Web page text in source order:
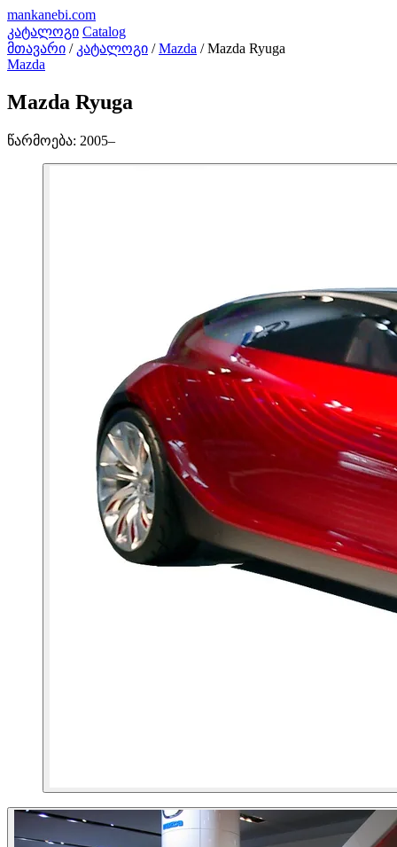
mankanebi.com
კატალოგი Catalog
მთავარი / კატალოგი / Mazda / Mazda Ryuga
Mazda
Mazda Ryuga
წარმოება: 2005–